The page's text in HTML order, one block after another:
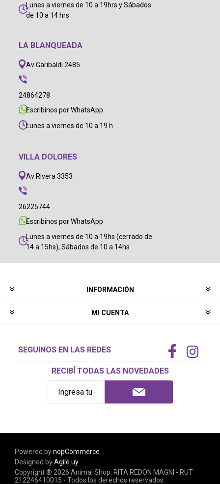
Lunes a viernes de 10 a 19hrs y Sábados
de 10 a 14 hrs
LA BLANQUEADA
Av Garibaldi 2485
24864278
Escribinos por WhatsApp
Lunes a viernes de 10 a 19 h
VILLA DOLORES
Av Rivera 3353
26225744
Escribinos por WhatsApp
Lunes a viernes de 10 a 19hs (cerrado de
14 a 15hs), Sábados de 10 a 14hs
INFORMACIÓN
MI CUENTA
SEGUINOS EN LAS REDES
RECIBÍ TODAS LAS NOVEDADES
Powered bynopCommerce
Designed byAgile.uy
Copyright ® 2026 Animal Shop. RITA REDON MAGNI - RUT
212246410015 - Todos los derechos reservados.